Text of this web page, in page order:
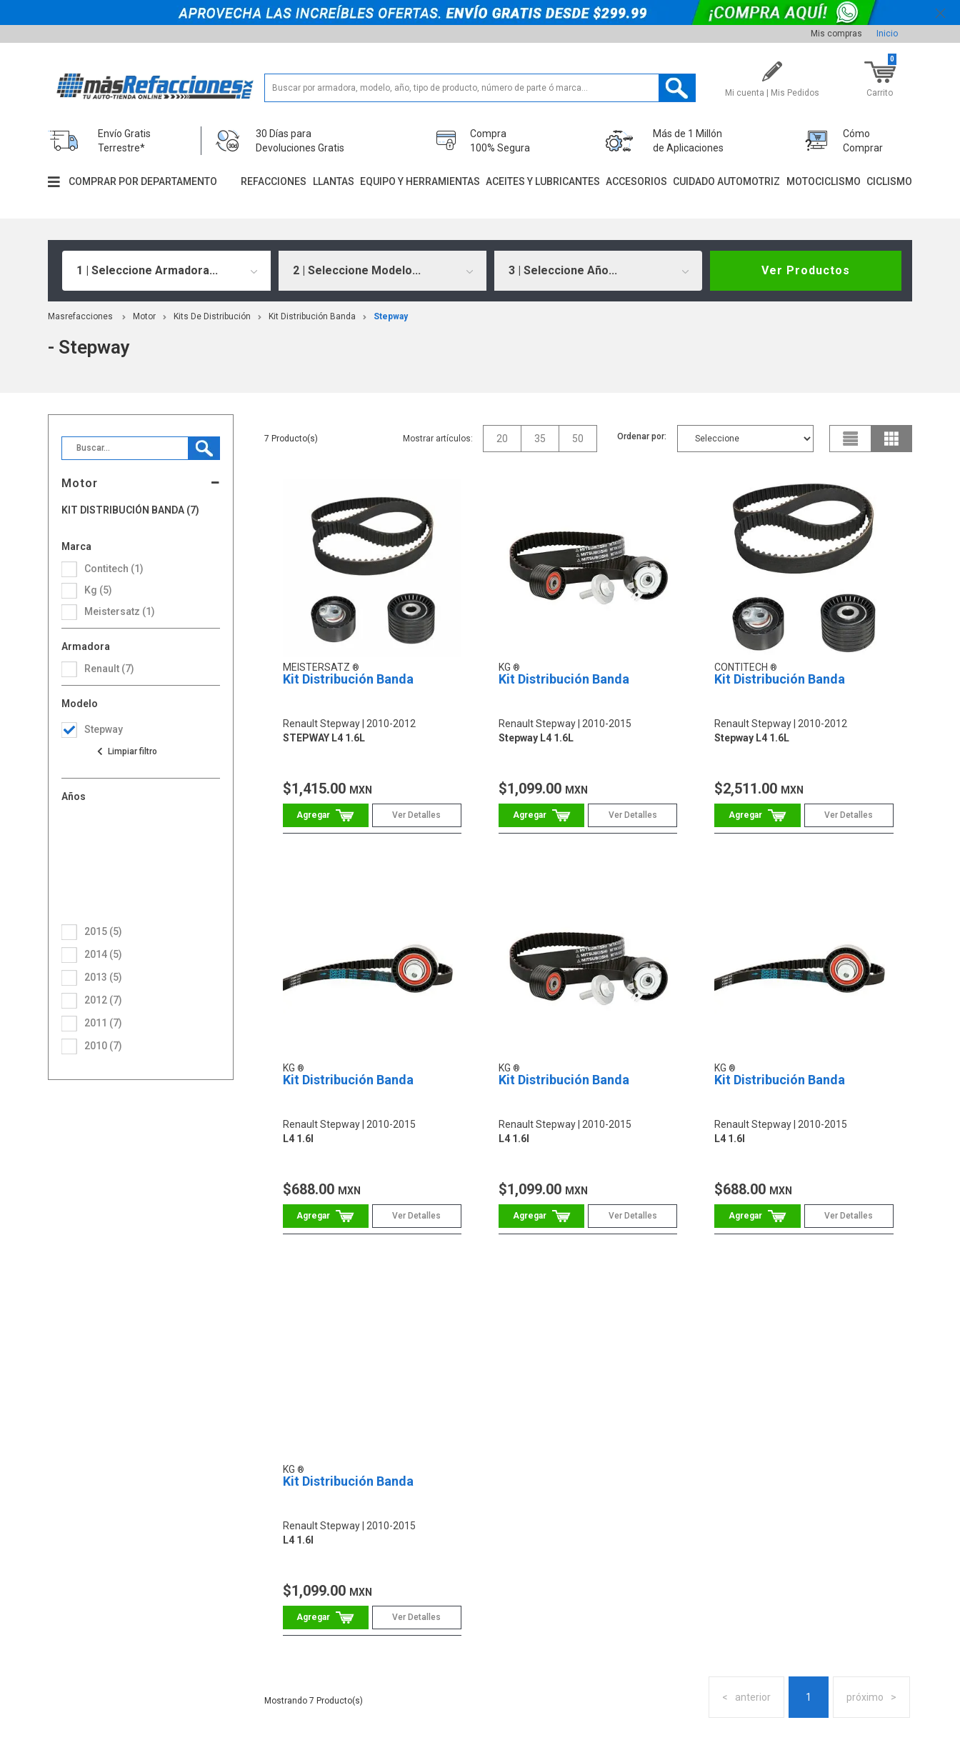
Mis compras Inicio
Mi cuenta | Mis Pedidos Carrito
0
Envío Gratis
Terrestre*
30 Días para
Devoluciones Gratis
Compra
100% Segura
Más de 1 Millón
de Aplicaciones
Cómo
Comprar
COMPRAR POR DEPARTAMENTO REFACCIONES LLANTAS EQUIPO Y HERRAMIENTAS ACEITES Y LUBRICANTES ACCESORIOS CUIDADO AUTOMOTRIZ MOTOCICLISMO CICLISMO
1 | Seleccione Armadora... 2 | Seleccione Modelo... 3 | Seleccione Año... Ver Productos
Masrefacciones Motor Kits De Distribución Kit Distribución Banda Stepway
- Stepway
Motor
KIT DISTRIBUCIÓN BANDA (7)
Marca
Contitech (1)
Kg (5)
Meistersatz (1)
Armadora
Renault (7)
Modelo
Stepway
Años
2010 (7)
2011 (7)
2012 (7)
2013 (5)
2014 (5)
2015 (5)
7 Mostrar artículos: 20 35 50 Ordenar por:
MEISTERSATZ
Kit Distribución Banda
Renault Stepway
2010-2012
STEPWAY L4 1.6L
$1,415.00 MXN
Ver Detalles
KG
Kit Distribución Banda
Renault Stepway
2010-2015
Stepway L4 1.6L
$1,099.00 MXN
Ver Detalles
CONTITECH
Kit Distribución Banda
Renault Stepway
2010-2012
Stepway L4 1.6L
$2,511.00 MXN
Ver Detalles
KG
Kit Distribución Banda
Renault Stepway 2010-2015
L4 1.6l
$688.00 MXN
Ver Detalles
KG
Kit Distribución Banda
Renault Stepway 2010-2015
L4 1.6l
$1,099.00 MXN
Ver Detalles
KG
Kit Distribución Banda
Renault Stepway 2010-2015
L4 1.6l
$688.00 MXN
Ver Detalles
KG
Kit Distribución Banda
Renault Stepway
2010-2015
L4 1.6l
$1,099.00 MXN
Ver Detalles
anterior 1 próximo
7